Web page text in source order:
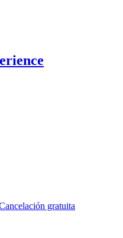
gratuita